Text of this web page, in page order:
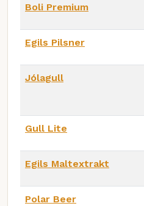
Boli Premium
Egils Pilsner
Jólagull
Gull Lite
Egils Maltextrakt
Polar Beer